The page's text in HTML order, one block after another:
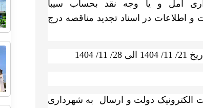
آمل و یا وجه نقد بحساب سیبا
جزئیات و اطلاعات در اسناد تجدید مناقصه درج
الکترونیک دولت و ارسال به شهرداری